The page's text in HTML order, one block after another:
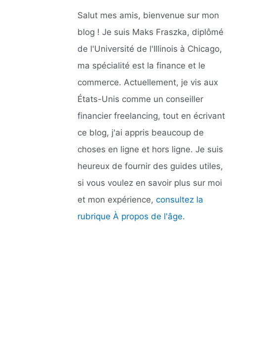
Salut mes amis, bienvenue sur mon
blog ! Je suis Maks Fraszka, diplômé
de l'Université de l'Illinois à Chicago,
ma spécialité est la finance et le
commerce. Actuellement, je vis aux
États-Unis comme un conseiller
financier freelancing, tout en écrivant
ce blog, j'ai appris beaucoup de
choses en ligne et hors ligne. Je suis
heureux de fournir des guides utiles,
si vous voulez en savoir plus sur moi
et mon expérience, consultez la
rubrique À propos de l'âge.